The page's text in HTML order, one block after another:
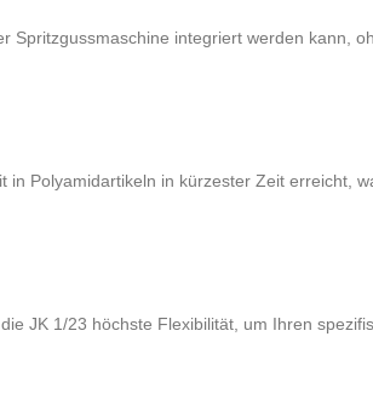
integriert werden kann,
Polyamidartikeln in kürzester Zeit erreicht,
JK 1/23 höchste Flexibilität, um Ihren